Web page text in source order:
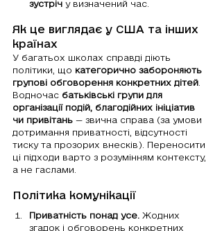
зустріч у визначений час.
Як це виглядає у США та інших
країнах
У багатьох школах справді діють
політики, що категорично забороняють
групові обговорення конкретних дітей
Водночас батьківські групи для
організації подій, благодійних ініціатив
чи привітань — звична справа (за умови
дотримання приватності, відсутності
тиску та прозорих внесків). Переносити
ці підходи варто з розумінням контексту,
а не гаслами.
Політика комунікації
Приватність понад усе. Жодних
згадок і обговорень конкретних